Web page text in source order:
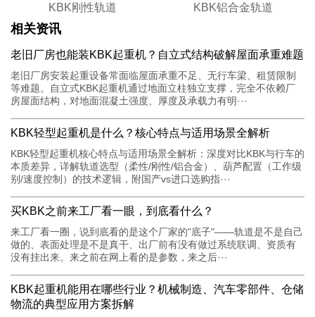
KBK刚性轨道 KBK铝合金轨道
相关资讯
老旧厂房也能装KBK起重机？自立式结构破解屋面承重难题
老旧厂房安装起重设备常面临屋面承重不足、无行车梁、租赁限制
等难题。自立式KBK起重机通过地面立柱独立支撑，完全不依赖厂
房屋面结构，对地面混凝土强度、厚度及承载力有明···
KBK轻型起重机是什么？核心特点与适用场景全解析
KBK轻型起重机核心特点与适用场景全解析：深度对比KBK与行车的
本质差异，详解轨道选型（柔性/刚性/铝合金）、葫芦配置（工作级
别/速度控制）的技术逻辑，附国产vs进口选购指···
买KBK之前来工厂看一眼，到底看什么？
来工厂看一圈，说到底看的是这个厂家的"底子"——轨道是不是自己
做的、表面处理是不是真干、出厂前有没有做过系统联调、资质有
没有挂出来。来之前在网上看的是参数，来之后···
KBK起重机能用在哪些行业？机械制造、汽车零部件、仓储
物流的典型应用方案拆解